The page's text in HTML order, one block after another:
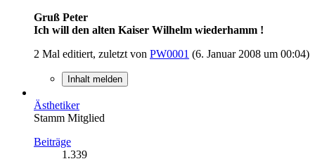
Gruß Peter
Ich will den alten Kaiser Wilhelm wiederhamm !
2 Mal editiert, zuletzt von PW0001 (6. Januar 2008 um 00:04)
Inhalt melden
Ästhetiker
Stamm Mitglied
Beiträge
1.339